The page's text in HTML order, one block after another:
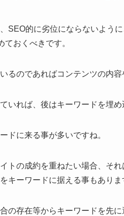
SEO的に劣位にならないよう
ておくべきです。
るのであればコンテンツの内容
いれば、後はキーワードを埋め
ドに来る事が多いですね。
トの成約を重ねたい場合、そ
キーワードに据える事もありま
の存在等からキーワードを先